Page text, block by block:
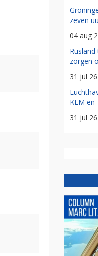
zeven
04 aug
zorgen
31 jul 26
KLM en
31 jul 26